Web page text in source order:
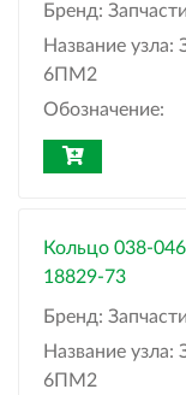
Бренд:
Название узла:
6ПМ2
Обозначение:
Кольцо 038-
18829-73
Бренд:
Название узла:
6ПМ2